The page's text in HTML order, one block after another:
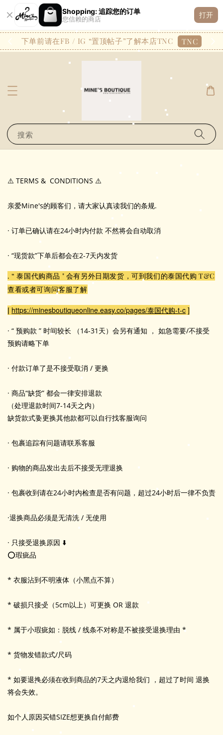
Shopping: 追踪您的订单
您信赖的商店
打开
下单前请在FB / IG “置顶帖子”了解本店TNC TNC
搜索
⚠️ TERMS & CONDITIONS ⚠️
亲爱Mine's的顾客们，请大家认真读我们的条规.
· 订单已确认请在24小时内付款 不然将会自动取消
· “现货款”下单后都会在2-7天内发货
. “ 泰国代购商品 " 会有另外日期发货，可到我们的泰国代购 T&C
查看或者可询问客服了解
[ https://minesboutiqueonline.easy.co/pages/泰国代购-t-c ]
· “ 预购款 ” 时间较长 （14-31天）会另有通知 ， 如急需要/不接受
预购请略下单
· 付款订单了是不接受取消 / 更换
· 商品“缺货” 都会一律安排退款
（处理退款时间7-14天之内）
缺货款式要更换其他款都可以自行找客服询问
· 包裹追踪有问题请联系客服
· 购物的商品发出去后不接受无理退换
· 包裹收到请在24小时内检查是否有问题，超过24小时后一律不负责
·退换商品必须是无清洗 / 无使用
· 只接受退换原因 ⬇️
⭕️瑕疵品
* 衣服沾到不明液体（小黑点不算）
* 破损只接受（5cm以上）可更换 OR 退款
* 属于小瑕疵如：脱线 / 线条不对称是不被接受退换理由 *
* 货物发错款式/尺码
* 如要退换必须在收到商品的7天之内退给我们 ，超过了时间 退换
将会失效。
如个人原因买错SIZE想更换自付邮费